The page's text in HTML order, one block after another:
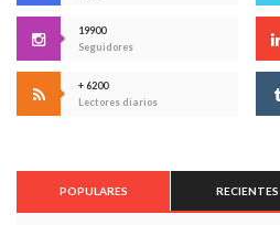
19900
Seguidores
+ 6200
Lectores diarios
POPULARES RECIENTES